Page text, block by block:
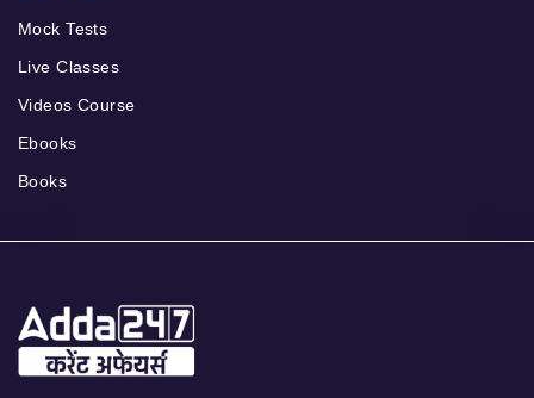
Mock Tests
Live Classes
Videos Course
Ebooks
Books